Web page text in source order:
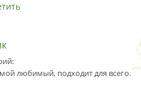
любимый, подходит для всего.